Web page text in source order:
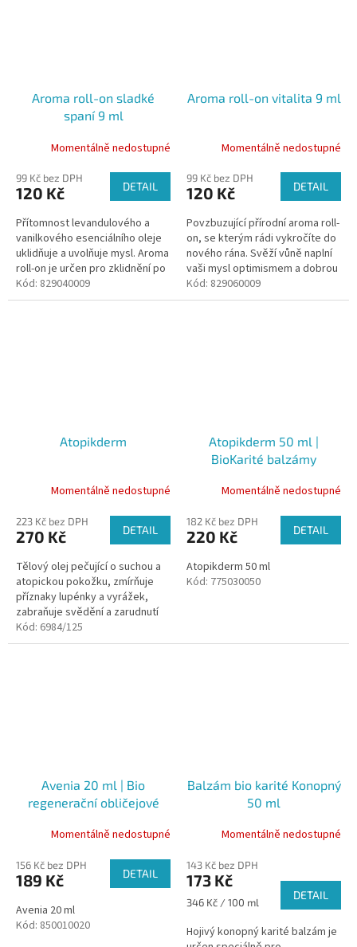
Aroma roll-on sladké
spaní 9 ml
Momentálně nedostupné
99 Kč bez DPH
120 Kč DETAIL
Přítomnost levandulového a
vanilkového esenciálního oleje
uklidňuje a uvolňuje mysl. Aroma
roll-on je určen pro zklidnění po
náročném dni a navozuje
atmosféru klidných snů.
Kód: 829040009
Aroma roll-on vitalita 9 ml
Momentálně nedostupné
99 Kč bez DPH
120 Kč DETAIL
Povzbuzující přírodní aroma roll-
on, se kterým rádi vykročíte do
nového rána. Svěží vůně naplní
vaši mysl optimismem a dobrou
náladou, která vás bude
provázet po celý den.
Kód: 829060009
Atopikderm
Momentálně nedostupné
223 Kč bez DPH
270 Kč DETAIL
Tělový olej pečující o suchou a
atopickou pokožku, zmírňuje
příznaky lupénky a vyrážek,
zabraňuje svědění a zarudnutí
kůže.
Kód: 6984/125
Atopikderm 50 ml |
BioKarité balzámy
Momentálně nedostupné
182 Kč bez DPH
220 Kč DETAIL
Atopikderm 50 ml
Kód: 775030050
Avenia 20 ml | Bio
regenerační obličejové
Momentálně nedostupné
156 Kč bez DPH
189 Kč DETAIL
Avenia 20 ml
Kód: 850010020
Balzám bio karité Konopný
50 ml
Momentálně nedostupné
143 Kč bez DPH
173 Kč
Měrná
346 Kč / 100 ml
DETAIL
Hojivý konopný karité balzám je